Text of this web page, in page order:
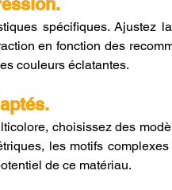
spécifiques. Ajustez
en fonction des
couleurs éclatantes.
choisissez des
les motifs
de ce matériau.